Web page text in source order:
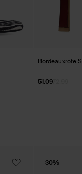
Bordeauxrote
72.99
51.09
- 30%